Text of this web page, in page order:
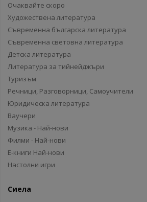
Очаквайте скоро
Художествена литература
Съвременна българска литература
Съвременна световна литература
Детска литература
Литература за тийнейджъри
Туризъм
Речници, Разговорници, Самоучители
Юридическа литература
Ваучери
Музика - Най-нови
Филми - Най-нови
Е-книги Най-нови
Настолни игри
Сиела